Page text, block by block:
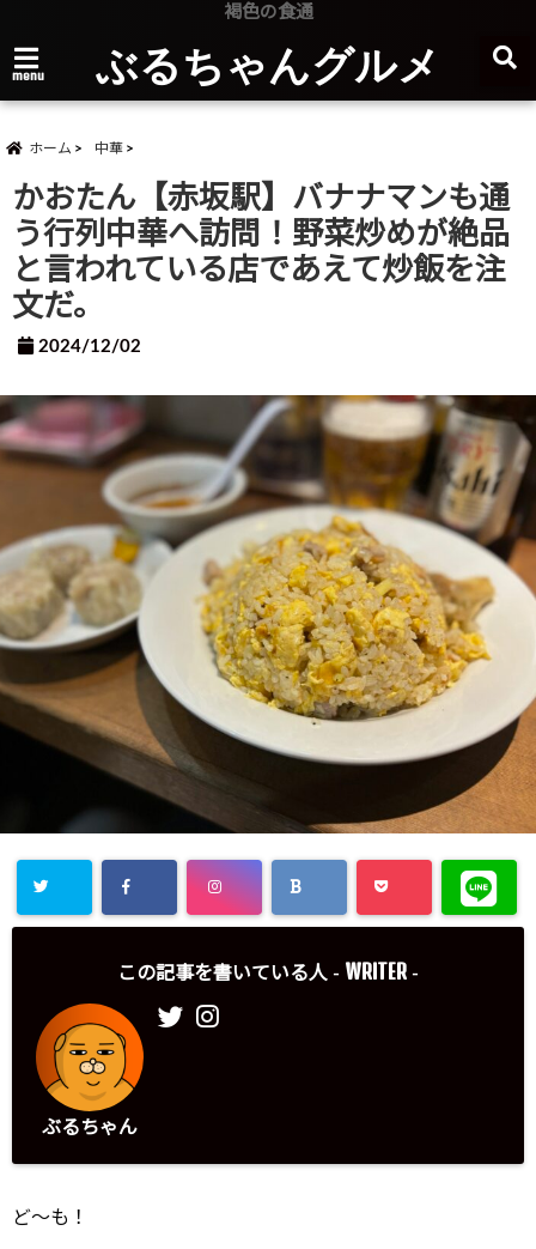
褐色の食通
menu ぶるちゃんグルメ
ホーム 中華
かおたん【赤坂駅】バナナマンも通
う行列中華へ訪問！野菜炒めが絶品
と言われている店であえて炒飯を注
文だ。
2024/12/02
この記事を書いている人 - WRITER -
ぶるちゃん
ど～も！